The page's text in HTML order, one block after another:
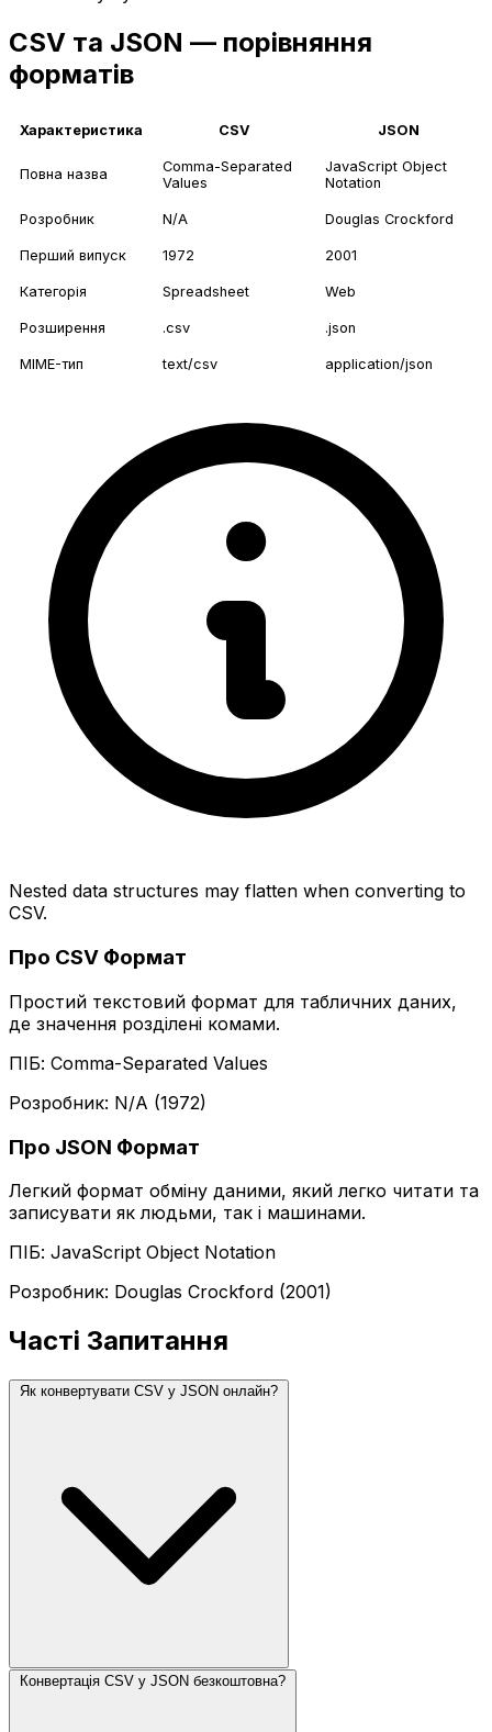
CSV та JSON — порівняння
форматів
Характеристика CSV JSON
Повна назва
Comma-Separated
Values
JavaScript Object
Notation
Розробник N/A Douglas Crockford
Перший випуск 1972 2001
Категорія Spreadsheet Web
Розширення .csv .json
MIME-тип text/csv application/json
Nested data structures may flatten when converting to
CSV.
Про CSV Формат
Простий текстовий формат для табличних даних,
де значення розділені комами.
ПІБ: Comma-Separated Values
Розробник: N/A (1972)
Про JSON Формат
Легкий формат обміну даними, який легко читати та
записувати як людьми, так і машинами.
ПІБ: JavaScript Object Notation
Розробник: Douglas Crockford (2001)
Часті Запитання
Як конвертувати CSV у JSON онлайн?
Конвертація CSV у JSON безкоштовна?